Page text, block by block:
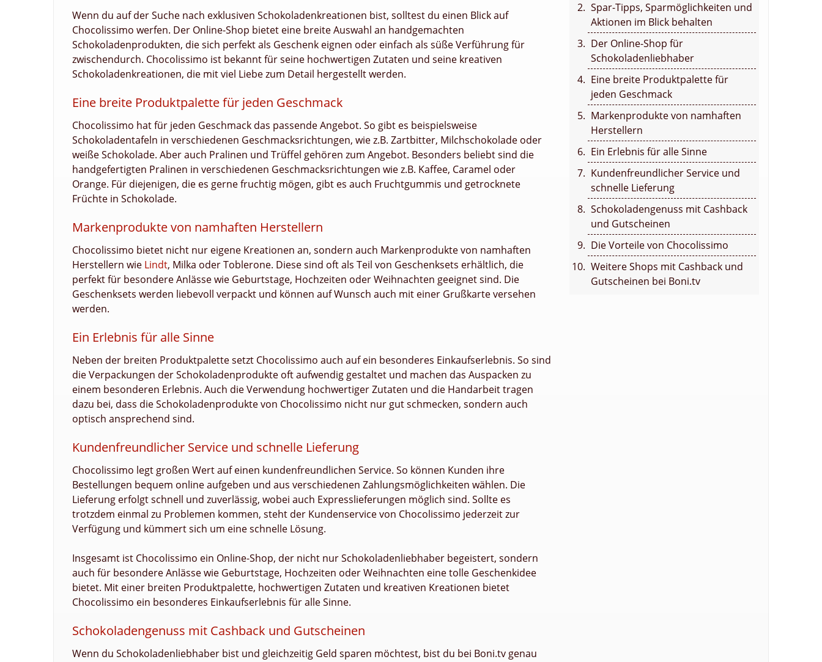
Spar-Tipps, Sparmöglichkeiten und
Aktionen im Blick behalten
Der Online-Shop für
Schokoladenliebhaber
Eine breite Produktpalette für
jeden Geschmack
Markenprodukte von namhaften
Herstellern
Ein Erlebnis für alle Sinne
Kundenfreundlicher Service und
schnelle Lieferung
Schokoladengenuss mit Cashback
und Gutscheinen
Die Vorteile von Chocolissimo
Weitere Shops mit Cashback und
Gutscheinen bei Boni.tv
Wenn du auf der Suche nach exklusiven Schokoladenkreationen bist, solltest du einen Blick auf
Chocolissimo werfen. Der Online-Shop bietet eine breite Auswahl an handgemachten
Schokoladenprodukten, die sich perfekt als Geschenk eignen oder einfach als süße Verführung für
zwischendurch. Chocolissimo ist bekannt für seine hochwertigen Zutaten und seine kreativen
Schokoladenkreationen, die mit viel Liebe zum Detail hergestellt werden.
Eine breite Produktpalette für jeden Geschmack
Chocolissimo hat für jeden Geschmack das passende Angebot. So gibt es beispielsweise
Schokoladentafeln in verschiedenen Geschmacksrichtungen, wie z.B. Zartbitter, Milchschokolade oder
weiße Schokolade. Aber auch Pralinen und Trüffel gehören zum Angebot. Besonders beliebt sind die
handgefertigten Pralinen in verschiedenen Geschmacksrichtungen wie z.B. Kaffee, Caramel oder
Orange. Für diejenigen, die es gerne fruchtig mögen, gibt es auch Fruchtgummis und getrocknete
Früchte in Schokolade.
Markenprodukte von namhaften Herstellern
Chocolissimo bietet nicht nur eigene Kreationen an, sondern auch Markenprodukte von namhaften
Herstellern wie Lindt, Milka oder Toblerone. Diese sind oft als Teil von Geschenksets erhältlich, die
perfekt für besondere Anlässe wie Geburtstage, Hochzeiten oder Weihnachten geeignet sind. Die
Geschenksets werden liebevoll verpackt und können auf Wunsch auch mit einer Grußkarte versehen
werden.
Ein Erlebnis für alle Sinne
Neben der breiten Produktpalette setzt Chocolissimo auch auf ein besonderes Einkaufserlebnis. So sind
die Verpackungen der Schokoladenprodukte oft aufwendig gestaltet und machen das Auspacken zu
einem besonderen Erlebnis. Auch die Verwendung hochwertiger Zutaten und die Handarbeit tragen
dazu bei, dass die Schokoladenprodukte von Chocolissimo nicht nur gut schmecken, sondern auch
optisch ansprechend sind.
Kundenfreundlicher Service und schnelle Lieferung
Chocolissimo legt großen Wert auf einen kundenfreundlichen Service. So können Kunden ihre
Bestellungen bequem online aufgeben und aus verschiedenen Zahlungsmöglichkeiten wählen. Die
Lieferung erfolgt schnell und zuverlässig, wobei auch Expresslieferungen möglich sind. Sollte es
trotzdem einmal zu Problemen kommen, steht der Kundenservice von Chocolissimo jederzeit zur
Verfügung und kümmert sich um eine schnelle Lösung.
Insgesamt ist Chocolissimo ein Online-Shop, der nicht nur Schokoladenliebhaber begeistert, sondern
auch für besondere Anlässe wie Geburtstage, Hochzeiten oder Weihnachten eine tolle Geschenkidee
bietet. Mit einer breiten Produktpalette, hochwertigen Zutaten und kreativen Kreationen bietet
Chocolissimo ein besonderes Einkaufserlebnis für alle Sinne.
Schokoladengenuss mit Cashback und Gutscheinen
Wenn du Schokoladenliebhaber bist und gleichzeitig Geld sparen möchtest, bist du bei Boni.tv genau